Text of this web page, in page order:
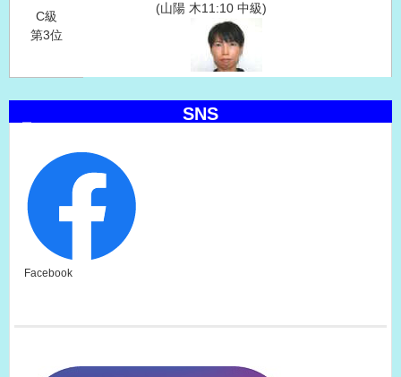
C級
第3位
(山陽 木11:10 中級)
SNS
Facebook